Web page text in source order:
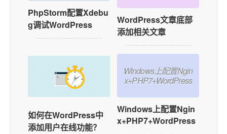
PhpStorm配置Xdebu
g调试WordPress
如何在WordPress中
添加用户在线功能？
WordPress文章底部
添加相关文章
Windows上配置Ngin
x+PHP7+WordPress
Windows上配置Ngin
x+PHP7+WordPress